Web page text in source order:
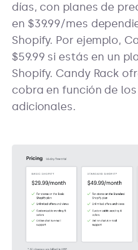
días, con planes de
en $39.99/mes
Shopify. Por ejemplo,
$59.99 si estás en un
Shopify. Candy Rack
cobra en función de
adicionales.